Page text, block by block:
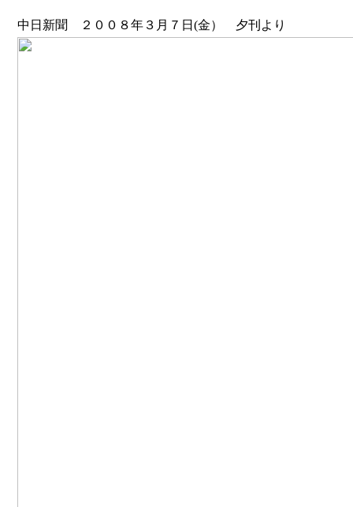
中日新聞 ２００８年３月７日(金） 夕刊より